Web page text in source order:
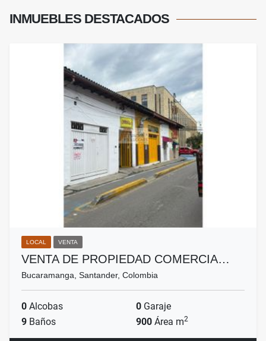
INMUEBLES DESTACADOS
LOCAL VENTA
VENTA DE PROPIEDAD COMERCIA…
Bucaramanga, Santander, Colombia
0 Alcobas 0 Garaje
9 Baños 900 Área m2